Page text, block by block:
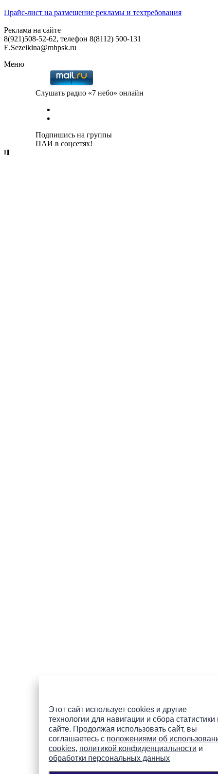
Этот сайт использует cookies и другие
технологии для навигации и сбора статистики
сайте. Продолжая использовать сайт, вы
соглашаетесь с положениями об
cookies, политикой конфиденциальности и
обработки персональных данных
Прайс-лист на размещение рекламы и техтребования
Реклама на сайте
8(921)508-52-62, телефон 8(8112) 500-131
E.Sezeikina@mhpsk.ru
Меню
Слушать радио «7 небо» онлайн
Подпишись на группы
ПАИ в соцсетях!